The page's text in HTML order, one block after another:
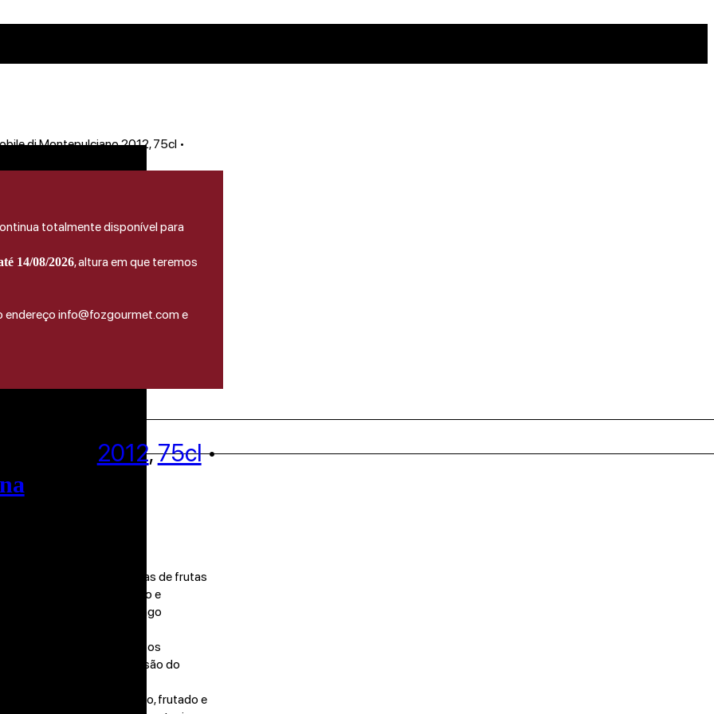
di Montepulciano 2012, 75cl •
totalmente disponível para
14/08/2026, altura em que teremos
info@fozgourmet.com e
2012,75cl•
cor, explodindo com notas de frutas
O sabor é meio-corpo e
por um final longo
de todos os nossos
é uma verdadeira expressão do
de notas maduro, frutado e